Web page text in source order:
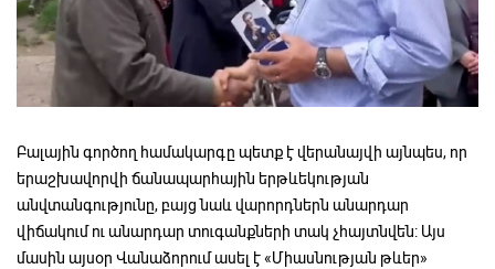
Բալային գործող համակարգը պետք է վերանայվի այնպես, որ
երաշխավորվի ճանապարհային երթևեկության
անվտանգությունը, բայց նաև վարորդներն անարդար
վիճակում ու անարդար տուգանքների տակ չհայտնվեն: Այս
մասին այսօր Վանաձորում ասել է «Միասնության թևեր»